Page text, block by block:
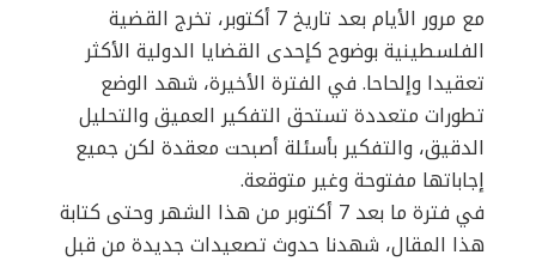
مع مرور الأيام بعد تاريخ 7 أكتوبر، تخرج القضية
الفلسطينية بوضوح كإحدى القضايا الدولية الأكثر
تعقيدا وإلحاحا. في الفترة الأخيرة، شهد الوضع
تطورات متعددة تستحق التفكير العميق والتحليل
الدقيق، والتفكير بأسئلة أصبحت معقدة لكن جميع
إجاباتها مفتوحة وغير متوقعة.
في فترة ما بعد 7 أكتوبر من هذا الشهر وحتى كتابة
هذا المقال، شهدنا حدوث تصعيدات جديدة من قبل